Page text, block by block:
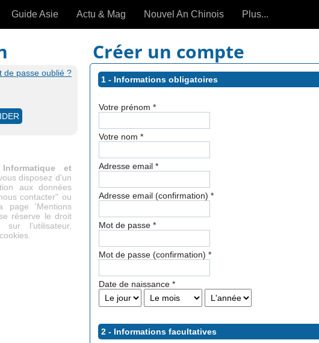
»
Guide Asie Actu & Mag
Articles intemporels
Nouvel An Chinois Plus...
de passe oublié ?
et
vous disposez d'un
aux données
contacter" ou
page 'Mentions
réserve le droit
l'utilisateur,
Créer un compte
1 - Informations obligatoires
Votre prénom *
Votre nom *
Adresse email *
Adresse email (confirmation) *
Mot de passe *
Mot de passe (confirmation) *
Date de naissance *
2 - Informations facultatives